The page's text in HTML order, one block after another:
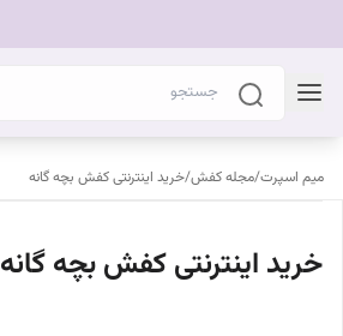
میم اسپرت/مجله کفش/خرید اینترنتی کفش بچه گانه
خرید اینترنتی کفش بچه گانه